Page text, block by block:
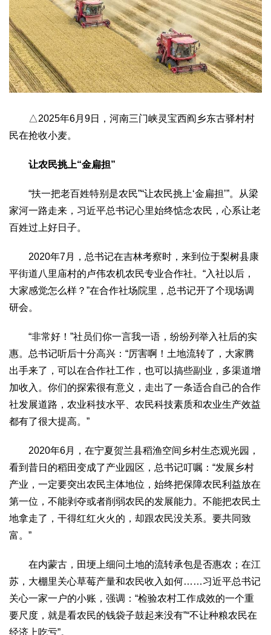
△2025年6月9日，河南三门峡灵宝西阎乡东古驿村村
民在抢收小麦。
让农民挑上“金扁担”
“扶一把老百姓特别是农民”“让农民挑上‘金扁担’”。从梁
家河一路走来，习近平总书记心里始终惦念农民，心系让老
百姓过上好日子。
2020年7月，总书记在吉林考察时，来到位于梨树县康
平街道八里庙村的卢伟农机农民专业合作社。“入社以后，
大家感觉怎么样？”在合作社场院里，总书记开了个现场调
研会。
“非常好！”社员们你一言我一语，纷纷列举入社后的实
惠。总书记听后十分高兴：“厉害啊！土地流转了，大家腾
出手来了，可以在合作社工作，也可以搞些副业，多渠道增
加收入。你们的探索很有意义，走出了一条适合自己的合作
社发展道路，农业科技水平、农民科技素质和农业生产效益
都有了很大提高。”
2020年6月，在宁夏贺兰县稻渔空间乡村生态观光园，
看到昔日的稻田变成了产业园区，总书记叮嘱：“发展乡村
产业，一定要突出农民主体地位，始终把保障农民利益放在
第一位，不能剥夺或者削弱农民的发展能力。不能把农民土
地拿走了，干得红红火火的，却跟农民没关系。要共同致
富。”
在内蒙古，田埂上细问土地的流转承包是否惠农；在江
苏，大棚里关心草莓产量和农民收入如何……习近平总书记
关心一家一户的小账，强调：“检验农村工作成效的一个重
要尺度，就是看农民的钱袋子鼓起来没有”“不让种粮农民在
经济上吃亏”。